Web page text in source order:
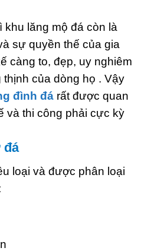
khu lăng mộ đá còn là
sự quyền thế của gia
càng to, đẹp, uy nghiêm
của dòng họ . Vậy
đình đá rất được quan
và thi công phải cực kỳ
đá
loại và được phân loại